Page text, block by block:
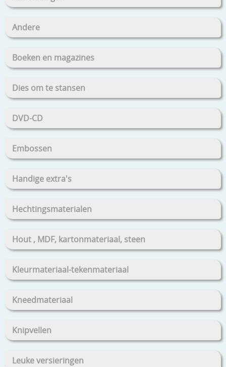
Andere
Boeken en magazines
Dies om te stansen
DVD-CD
Embossen
Handige extra's
Hechtingsmaterialen
Hout , MDF, kartonmateriaal, steen
Kleurmateriaal-tekenmateriaal
Kneedmateriaal
Knipvellen
Leuke versieringen